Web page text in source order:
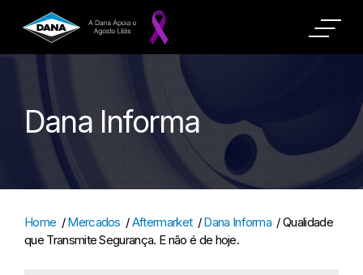
Dana Informa
Home /Mercados /Aftermarket /Dana Informa /Qualidade
que Transmite Segurança. E não é de hoje.